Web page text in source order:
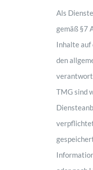
Als
gemäß §7
Inhalte auf
den
TMG sind